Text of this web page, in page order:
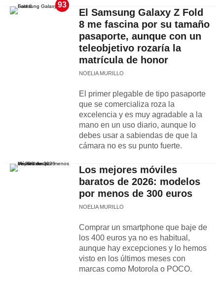
93
El Samsung Galaxy Z Fold
8 me fascina por su tamaño
pasaporte, aunque con un
teleobjetivo rozaría la
matrícula de honor
NOELIA MURILLO
El primer plegable de tipo pasaporte
que se comercializa roza la
excelencia y es muy agradable a la
mano en un uso diario, aunque lo
debes usar a sabiendas de que la
cámara no es su punto fuerte.
Los mejores móviles
baratos de 2026: modelos
por menos de 300 euros
NOELIA MURILLO
Comprar un smartphone que baje de
los 400 euros ya no es habitual,
aunque hay excepciones y lo hemos
visto en los últimos meses con
marcas como Motorola o POCO.